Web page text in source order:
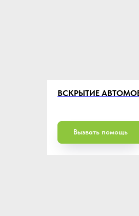
ВСКРЫТИЕ
Вызвать помощь